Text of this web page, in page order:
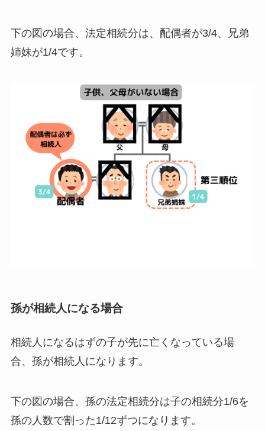
下の図の場合、法定相続分は、配偶者が3/4、兄弟
姉妹が1/4です。
孫が相続人になる場合
相続人になるはずの子が先に亡くなっている場
合、孫が相続人になります。
下の図の場合、孫の法定相続分は子の相続分1/6を
孫の人数で割った1/12ずつになります。